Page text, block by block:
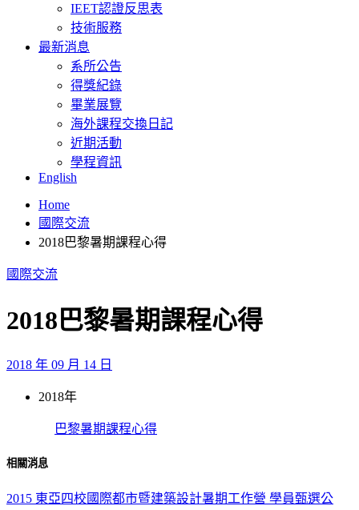
IEET認證反思表
技術服務
最新消息
系所公告
得獎紀錄
畢業展覽
海外課程交換日記
近期活動
學程資訊
English
Home
國際交流
2018巴黎暑期課程心得
國際交流
2018巴黎暑期課程心得
2018 年 09 月 14 日
2018年
巴黎暑期課程心得
相關消息
2015 東亞四校國際都市暨建築設計暑期工作營 學員甄選公